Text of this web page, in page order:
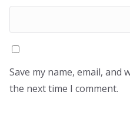
Save my name, email,
the next time I comment.